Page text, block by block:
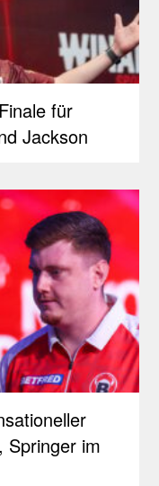
für
Jackson
Springer im